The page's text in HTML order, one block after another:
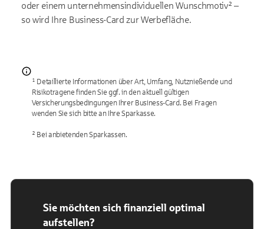
oder einem unternehmensindividuellen Wunschmotiv² –
so wird Ihre Business-Card zur Werbefläche.
¹ Detaillierte Informationen über Art, Umfang, Nutznießende und
Risikotragene finden Sie ggf. in den aktuell gültigen
Versicherungsbedingungen Ihrer Business-Card. Bei Fragen
wenden Sie sich bitte an Ihre Sparkasse.
² Bei anbietenden Sparkassen.
Sie möchten sich finanziell optimal
aufstellen?